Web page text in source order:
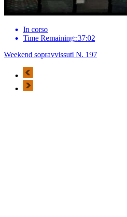
In corso
Time Remaining::37:02
Weekend sopravvissuti N. 197